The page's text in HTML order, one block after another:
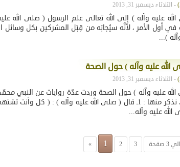
- الثلاثاء ديسمبر 31, 2013
عليه وآله ) إلى الله تعالى علم الرسول ( صلى الله
في أول الأمر ، لأنَّه سيُجابَه من قِبَل المشركين بكل وسائل
)...
الله عليه وآله ) حول الصحة
- الثلاثاء ديسمبر 31, 2013
الله عليه وآله ) حول الصحة وردت عدّة روايات عن النبي
وآله ) حول صحّة البدن ، نذكر منها : 1ـ قال ( صلى الله عليه وآله ) : (
1 2 3
»